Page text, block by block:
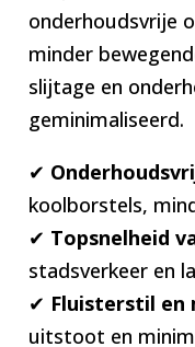
onderhoudsvrije
minder
slijtage en
geminimaliseerd.
✔
koolborstels,
✔ Topsnelheid
stadsverkeer en
✔ Fluisterstil en
uitstoot en